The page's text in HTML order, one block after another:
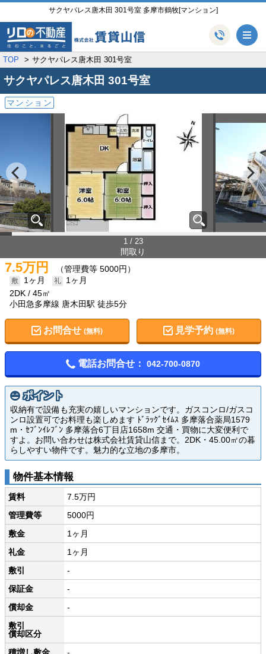
サクヤパレス唐木田 301号室 多摩市鶴牧[マンション]
TOP サクヤパレス唐木田 301号室
サクヤパレス唐木田 301号室
マンション
1 / 23
間取り
7.5万円 （管理費等 5000円）
1ヶ月
1ヶ月
2DK
45㎡
小田急多摩線 唐木田駅 徒歩5分
お問合せ (無料) 見学予約(無料)
電話お問合せ： 042-700-0870
ポイント
収納有で設備も充実の嬉しいマンションです。ガスコンロ/ガスコ
ンロ設置可でお料理も楽しめます ﾄﾞﾗｯｸﾞｾｲﾑｽ 多摩落合薬局1579
m・ｾﾌﾞﾝｲﾚﾌﾞﾝ 多摩落合6丁目店1658m 交通・買物に大変便利で
すよ。お問い合わせは株式会社賃貸山信まで。2DK・45.00㎡の暮
らしやすい物件です。魅力的な立地の多摩市。
物件基本情報
賃料
7.5万円
管理費等
5000円
敷金
1ヶ月
礼金
1ヶ月
敷引
-
保証金
-
償却金
-
敷引
償却区分